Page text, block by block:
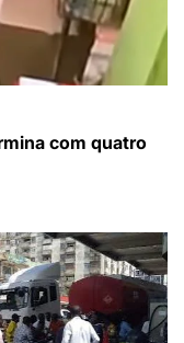
com quatro